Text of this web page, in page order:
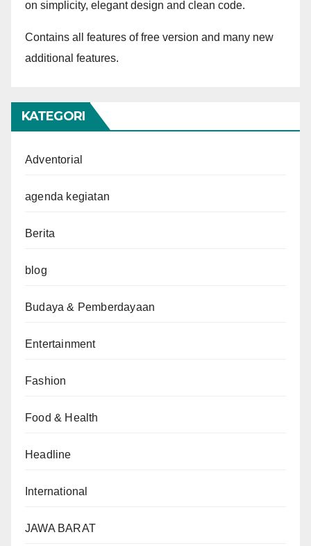
on simplicity, elegant design and clean code.
Contains all features of free version and many new
additional features.
KATEGORI
Adventorial
agenda kegiatan
Berita
blog
Budaya & Pemberdayaan
Entertainment
Fashion
Food & Health
Headline
International
JAWA BARAT